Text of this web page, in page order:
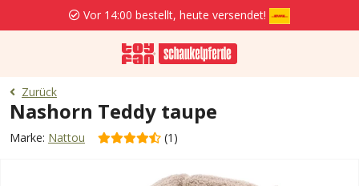
Vor 14:00 bestellt, heute versendet!
Zurück
Nashorn Teddy taupe
Marke: Nattou (1)